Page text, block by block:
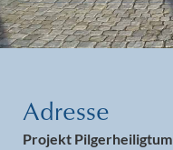
Adresse
Projekt Pilgerheiligtum